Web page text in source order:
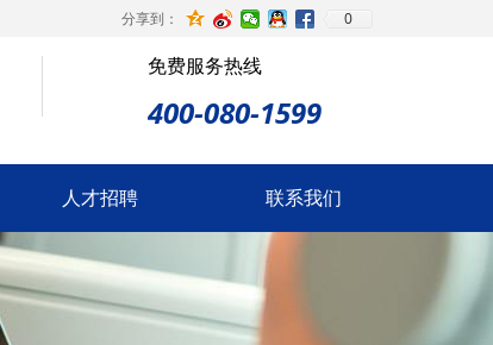
免费服务热线
400-080-1599
人才招聘 联系我们
分享到： 0